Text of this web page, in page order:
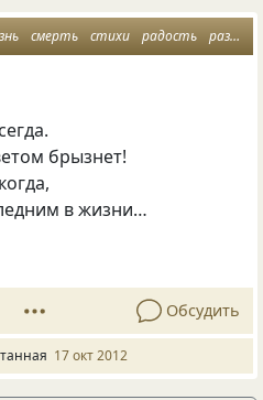
смерть стихи радость размышления
брызнет!
в жизни…
Обсудить
17 окт 2012